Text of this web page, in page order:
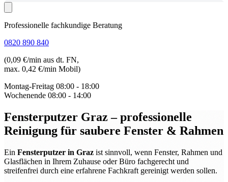
Professionelle fachkundige Beratung
0820 890 840
(0,09 €/min aus dt. FN,
max. 0,42 €/min Mobil)
Montag-Freitag 08:00 - 18:00
Wochenende 08:00 - 14:00
Fensterputzer Graz– professionelle
Reinigung für saubere Fenster & Rahmen
Ein Fensterputzer in Graz ist sinnvoll, wenn Fenster, Rahmen und
Glasflächen in Ihrem Zuhause oder Büro fachgerecht und
streifenfrei durch eine erfahrene Fachkraft gereinigt werden sollen.